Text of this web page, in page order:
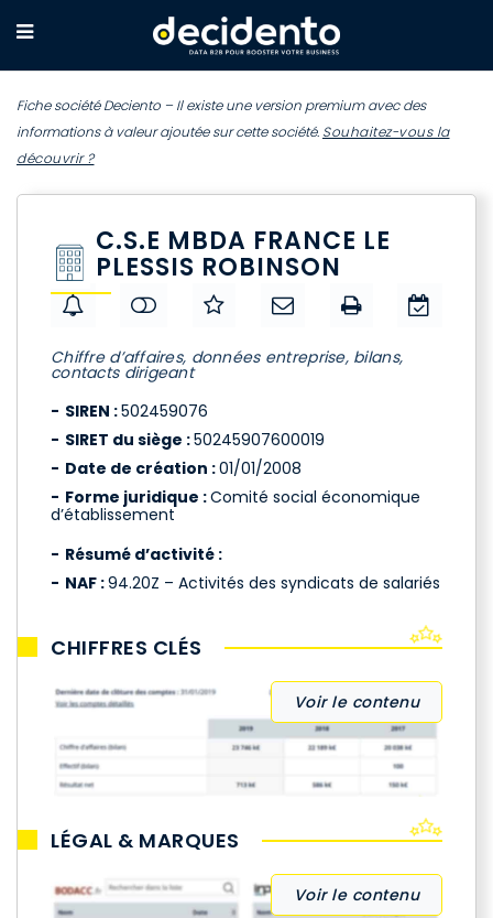
Fiche société Deciento – Il existe une version premium avec des
informations à valeur ajoutée sur cette société. Souhaitez-vous la
découvrir ?
C.S.E MBDA FRANCE LE
PLESSIS ROBINSON
Chiffre d’affaires, données entreprise, bilans,
contacts dirigeant
SIREN :502459076
SIRET du siège :50245907600019
Date de création :01/01/2008
Forme juridique :Comité social économique
d’établissement
Résumé d’activité :
NAF :94.20Z – Activités des syndicats de salariés
CHIFFRES CLÉS
Voir le contenu
LÉGAL & MARQUES
Voir le contenu